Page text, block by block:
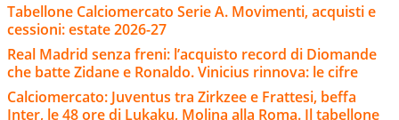
Tabellone Calciomercato Serie A. Movimenti, acquisti e
cessioni: estate 2026-27
Real Madrid senza freni: l’acquisto record di Diomande
che batte Zidane e Ronaldo. Vinicius rinnova: le cifre
Calciomercato: Juventus tra Zirkzee e Frattesi, beffa
Inter, le 48 ore di Lukaku, Molina alla Roma. Il tabellone